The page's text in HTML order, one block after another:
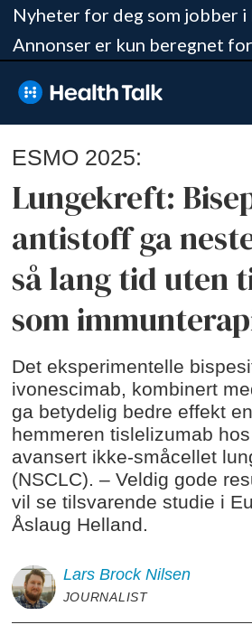
Nyheter for deg som jobber i
Annonser er kun beregnet
ESMO 2025:
Lungekreft:
antistoff ga
så lang tid uten
som
Det eksperimentelle
ivonescimab, kombinert
ga betydelig bedre effekt
hemmeren tislelizumab
avansert ikke-småcellet
(NSCLC). – Veldig gode
vil se tilsvarende studie i
Åslaug Helland.
Lars Brock Nilsen
JOURNALIST